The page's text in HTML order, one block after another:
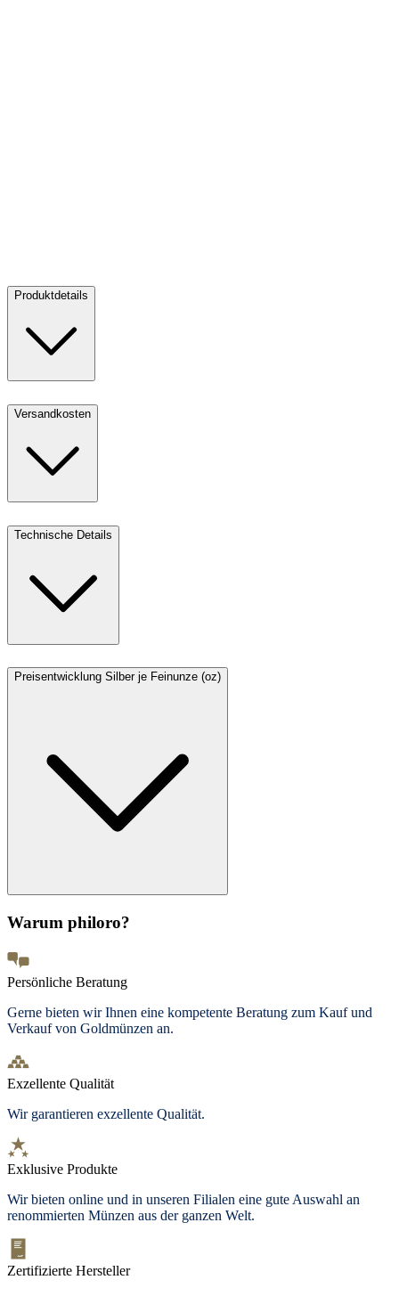
Produktdetails
Versandkosten
Technische Details
Preisentwicklung Silber je Feinunze (oz)
Warum philoro?
Persönliche Beratung
Gerne bieten wir Ihnen eine kompetente Beratung zum Kauf und
Verkauf von Goldmünzen an.
Exzellente Qualität
Wir garantieren exzellente Qualität.
Exklusive Produkte
Wir bieten online und in unseren Filialen eine gute Auswahl an
renommierten Münzen aus der ganzen Welt.
Zertifizierte Hersteller